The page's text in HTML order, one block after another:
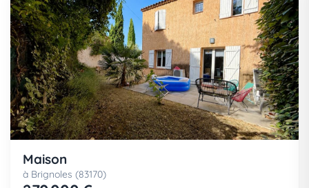
Maison
à Brignoles (83170)